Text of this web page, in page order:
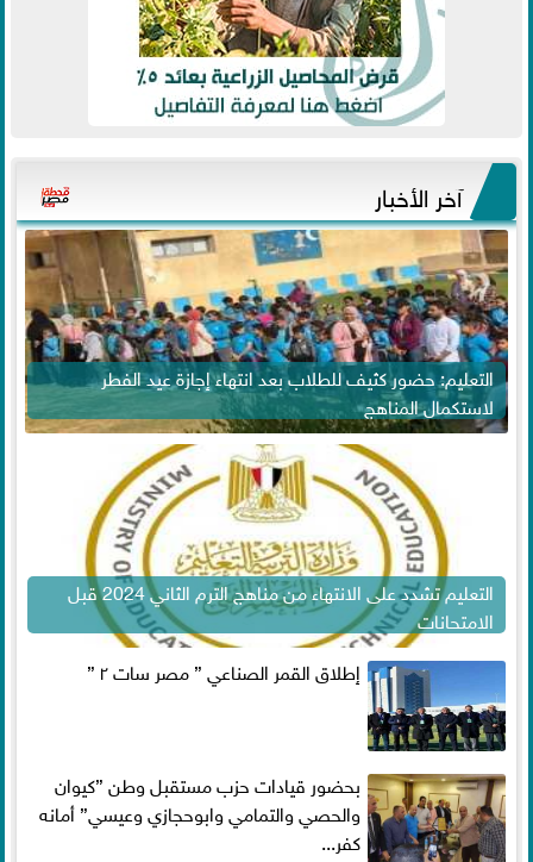
آخر الأخبار
التعليم: حضور كثيف للطلاب بعد انتهاء إجازة عيد الفطر
لاستكمال المناهج
التعليم تشدد على الانتهاء من مناهج الترم الثاني 2024 قبل
الامتحانات
إطلاق القمر الصناعي ” مصر سات ٢ ”
بحضور قيادات حزب مستقبل وطن ”كيوان
والحصي والتمامي وابوحجازي وعيسي” أمانه
كفر...